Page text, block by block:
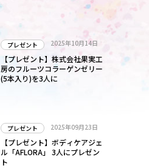
プレゼント 2025年10月14日
【プレゼント】株式会社果実工
房のフルーツコラーゲンゼリー
(5本入り)を3人に
プレゼント 2025年09月23日
【プレゼント】ボディケアジェ
ル「AFLORA」 3人にプレゼン
ト